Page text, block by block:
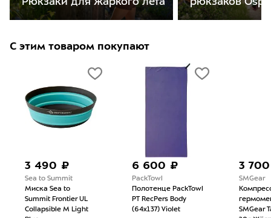
Рюкзаки для жаркого лета рюкзаков
С этим товаром покупают
3 490 ₽
Sea to Summit
Миска Sea to
Summit Frontier UL
Collapsible M Light
6 600 ₽
PackTowl
Полотенце PackTowl
PT RecPers Body
(64x137) Violet
3
SMGear
SMGear